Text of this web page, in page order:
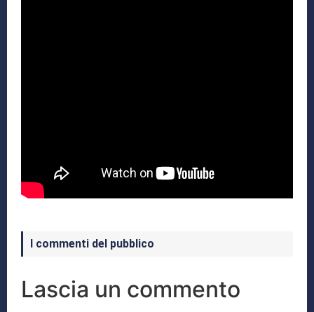
I commenti del pubblico
Lascia un commento